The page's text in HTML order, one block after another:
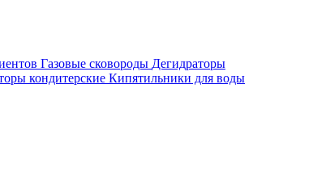
Газовые сковороды Дегидраторы
кондитерские Кипятильники для воды